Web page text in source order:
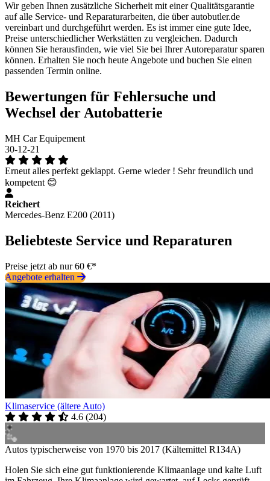
Wir geben Ihnen zusätzliche Sicherheit mit einer Qualitätsgarantie
auf alle Service- und Reparaturarbeiten, die über autobutler.de
vereinbart und durchgeführt werden. Es ist immer eine gute Idee,
Preise unterschiedlicher Werkstätten zu vergleichen. Dadurch
können Sie herausfinden, wie viel Sie bei Ihrer Autoreparatur sparen
können. Erhalten Sie noch heute Angebote und buchen Sie einen
passenden Termin online.
Bewertungen für Fehlersuche und
Wechsel der Autobatterie
MH Car Equipement
30-12-21
Erneut alles perfekt geklappt. Gerne wieder ! Sehr freundlich und
kompetent 😊
Reichert
Mercedes-Benz E200 (2011)
Beliebteste Service und Reparaturen
Preise jetzt ab nur 60 €*
Angebote erhalten
Klimaservice (ältere Auto)
4.6 (204)
Autos typischerweise von 1970 bis 2017 (Kältemittel R134A)
Holen Sie sich eine gut funktionierende Klimaanlage und kalte Luft